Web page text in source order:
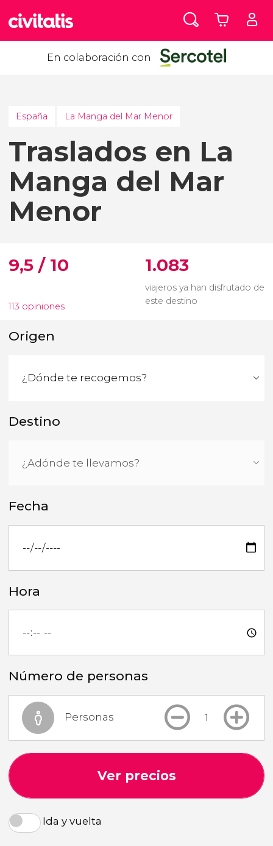
En colaboración con
España La Manga del Mar Menor
Traslados en La
Manga del Mar
Menor
9,5 / 10
113 opiniones
1.083
viajeros ya han disfrutado de
este destino
Origen
Destino
Fecha
Hora
Número de personas
Personas
Ver precios
Ida y vuelta